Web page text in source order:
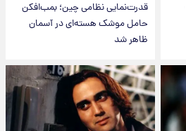
قدرت‌نمایی نظامی چین؛ بمب‌افکن
حامل موشک هسته‌ای در آسمان
ظاهر شد